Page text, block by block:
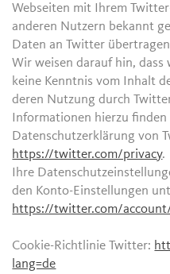
Webseiten mit Ihrem
anderen Nutzern bekannt
Daten an Twitter
Wir weisen darauf hin, dass
keine Kenntnis vom Inhalt
deren Nutzung durch
Informationen hierzu finden
Datenschutzerklärung von
https://twitter.com/privacy.
Ihre
den Konto-Einstellungen
https://twitter.com/
Cookie-Richtlinie Twitter:
lang=de